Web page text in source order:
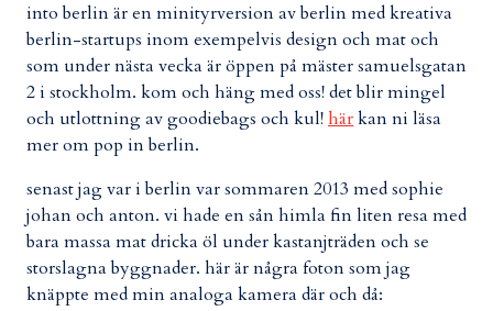
into berlin är en minityrversion av berlin med kreativa
berlin-startups inom exempelvis design och mat och
som under nästa vecka är öppen på mäster samuelsgatan
2 i stockholm. kom och häng med oss! det blir mingel
och utlottning av goodiebags och kul!härkan ni läsa
mer om pop in berlin.
senast jag var i berlin var sommaren 2013 med sophie
johan och anton. vi hade en sån himla fin liten resa med
bara massa mat dricka öl under kastanjträden och se
storslagna byggnader. här är några foton som jag
knäppte med min analoga kamera där och då: